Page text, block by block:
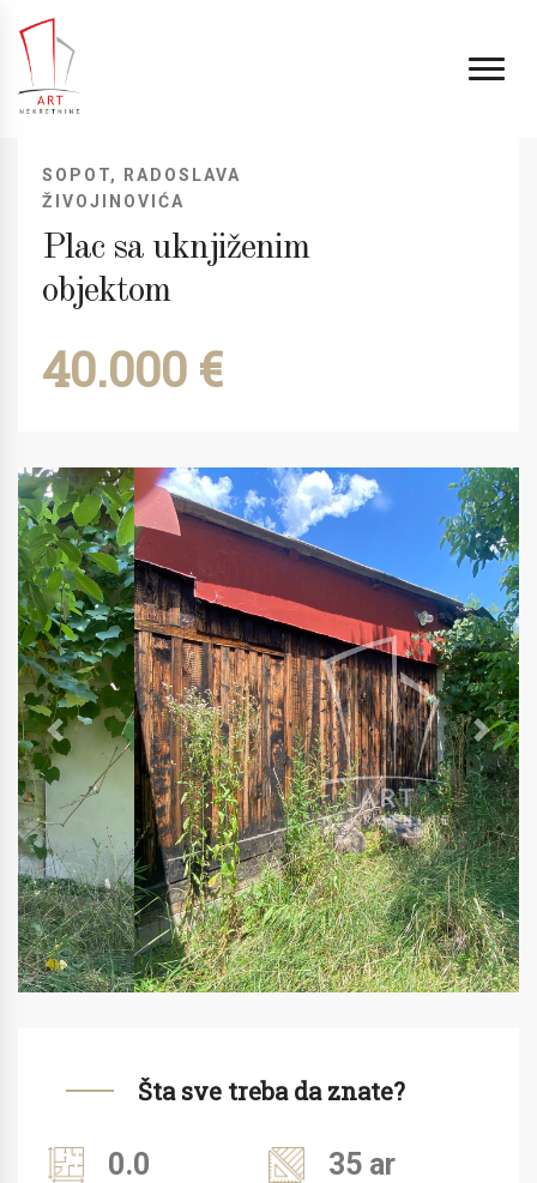
SOPOT, RADOSLAVA
ŽIVOJINOVIĆA
Plac sa uknjiženim
objektom
40.000 €
Previous Next
Šta sve treba da znate?
0.0 35 ar